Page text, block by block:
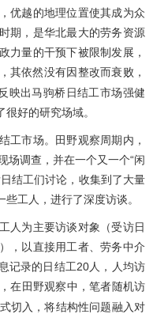
优越的地理位置使其成为众
期，是华北最大的劳务资源
力量的干预下被限制发展，
其依然没有因整改而衰败，
映出马驹桥日结工市场强健
好的研究场域。
工市场。田野观察周期内，
场调查，并在一个又一个“闲
结工们讨论，收集到了大量
工人，进行了深度访谈。
人为主要访谈对象（受访日
，以直接用工者、劳务中介
记录的日结工20人，人均访
在田野观察中，笔者随机访
切入，将结构性问题融入对